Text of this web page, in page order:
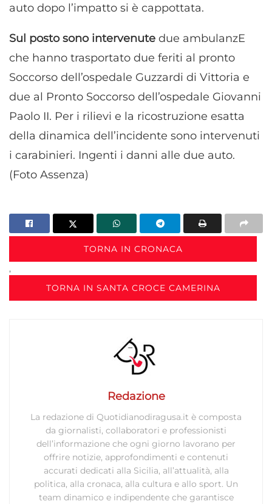
auto dopo l’impatto si è cappottata.
Sul posto sono intervenute due ambulanzE
che hanno trasportato due feriti al pronto
Soccorso dell’ospedale Guzzardi di Vittoria e
due al Pronto Soccorso dell’ospedale Giovanni
Paolo II. Per i rilievi e la ricostruzione esatta
della dinamica dell’incidente sono intervenuti
i carabinieri. Ingenti i danni alle due auto.
(Foto Assenza)
TORNA IN CRONACA
,
TORNA IN SANTA CROCE CAMERINA
Redazione
La redazione di Quotidianodiragusa.it è composta
da giornalisti, collaboratori e professionisti
dell’informazione che ogni giorno lavorano per
offrire notizie, approfondimenti e contenuti
accurati dedicati alla Sicilia, all’attualità, alla
politica, alla cronaca, alla cultura e allo sport. Un
team dinamico e indipendente che garantisce